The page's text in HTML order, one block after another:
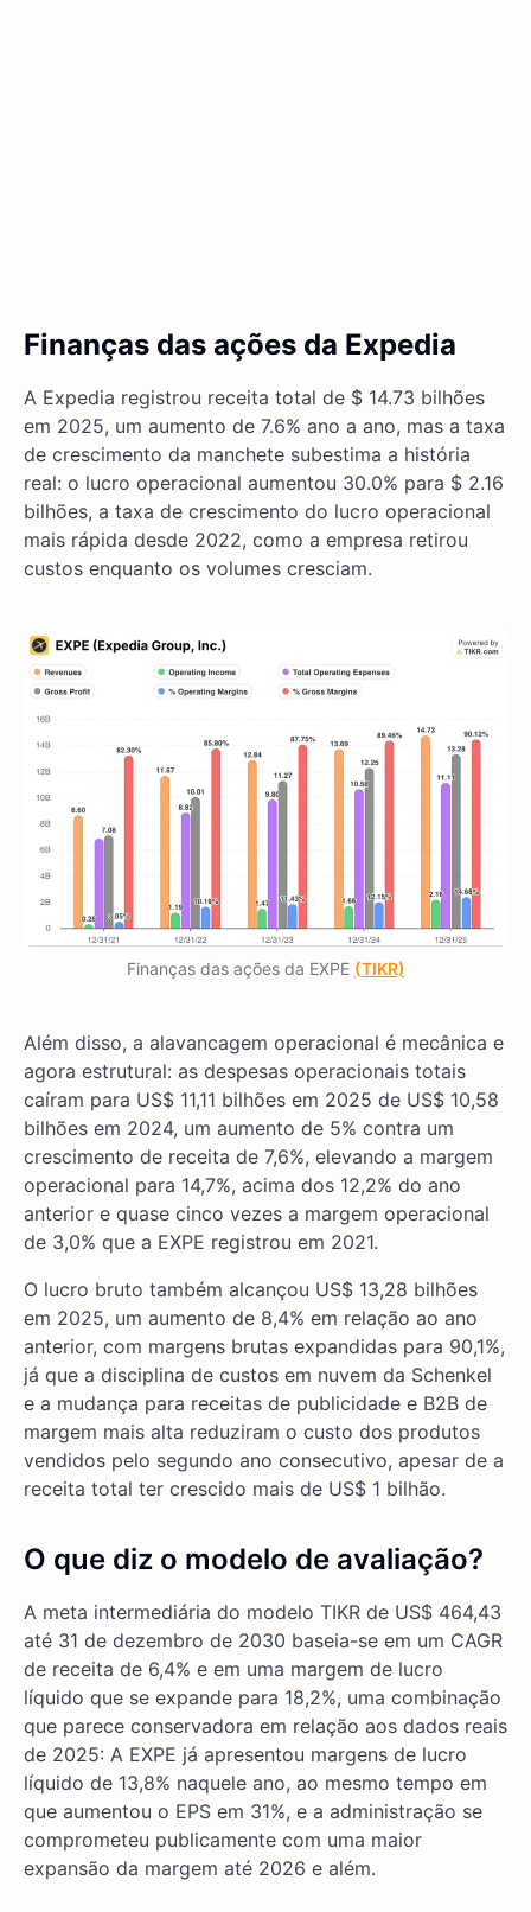
Finanças das ações da Expedia
A Expedia registrou receita total de $ 14.73 bilhões
em 2025, um aumento de 7.6% ano a ano, mas a taxa
de crescimento da manchete subestima a história
real: o lucro operacional aumentou 30.0% para $ 2.16
bilhões, a taxa de crescimento do lucro operacional
mais rápida desde 2022, como a empresa retirou
custos enquanto os volumes cresciam.
Finanças das ações da EXPE (TIKR)
Além disso, a alavancagem operacional é mecânica e
agora estrutural: as despesas operacionais totais
caíram para US$ 11,11 bilhões em 2025 de US$ 10,58
bilhões em 2024, um aumento de 5% contra um
crescimento de receita de 7,6%, elevando a margem
operacional para 14,7%, acima dos 12,2% do ano
anterior e quase cinco vezes a margem operacional
de 3,0% que a EXPE registrou em 2021.
O lucro bruto também alcançou US$ 13,28 bilhões
em 2025, um aumento de 8,4% em relação ao ano
anterior, com margens brutas expandidas para 90,1%,
já que a disciplina de custos em nuvem da Schenkel
e a mudança para receitas de publicidade e B2B de
margem mais alta reduziram o custo dos produtos
vendidos pelo segundo ano consecutivo, apesar de a
receita total ter crescido mais de US$ 1 bilhão.
O que diz o modelo de avaliação?
A meta intermediária do modelo TIKR de US$ 464,43
até 31 de dezembro de 2030 baseia-se em um CAGR
de receita de 6,4% e em uma margem de lucro
líquido que se expande para 18,2%, uma combinação
que parece conservadora em relação aos dados reais
de 2025: A EXPE já apresentou margens de lucro
líquido de 13,8% naquele ano, ao mesmo tempo em
que aumentou o EPS em 31%, e a administração se
comprometeu publicamente com uma maior
expansão da margem até 2026 e além.